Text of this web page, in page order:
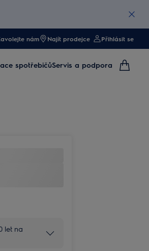
nám Najít prodejce Přihlásit se
spotřebičůServis a podpora
let na